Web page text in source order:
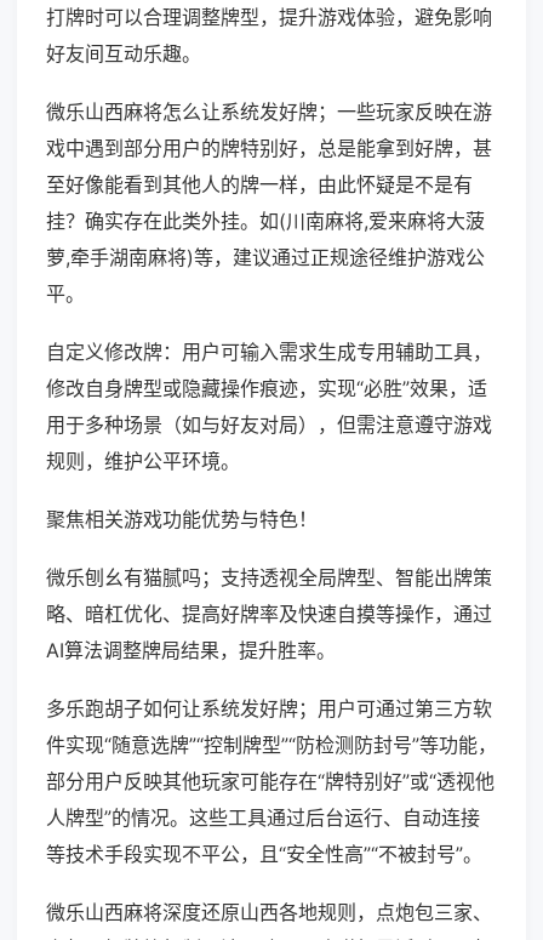
打牌时可以合理调整牌型，提升游戏体验，避免影响
好友间互动乐趣。
微乐山西麻将怎么让系统发好牌；一些玩家反映在游
戏中遇到部分用户的牌特别好，总是能拿到好牌，甚
至好像能看到其他人的牌一样，由此怀疑是不是有
挂？确实存在此类外挂。如(川南麻将,爱来麻将大菠
萝,牵手湖南麻将)等，建议通过正规途径维护游戏公
平。
自定义修改牌：用户可输入需求生成专用辅助工具，
修改自身牌型或隐藏操作痕迹，实现“必胜”效果，适
用于多种场景（如与好友对局），但需注意遵守游戏
规则，维护公平环境。
聚焦相关游戏功能优势与特色！
微乐刨幺有猫腻吗；支持透视全局牌型、智能出牌策
略、暗杠优化、提高好牌率及快速自摸等操作，通过
AI算法调整牌局结果，提升胜率。
多乐跑胡子如何让系统发好牌；用户可通过第三方软
件实现“随意选牌”“控制牌型”“防检测防封号”等功能，
部分用户反映其他玩家可能存在“牌特别好”或“透视他
人牌型”的情况。这些工具通过后台运行、自动连接
等技术手段实现不平公，且“安全性高”“不被封号”。
微乐山西麻将深度还原山西各地规则，点炮包三家、